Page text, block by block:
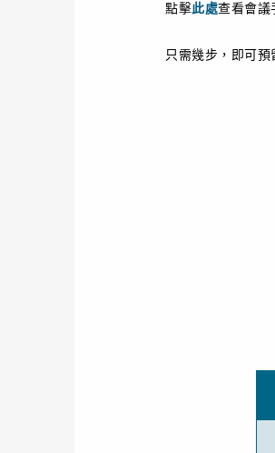
點擊此處查看會議
只需幾步，即可